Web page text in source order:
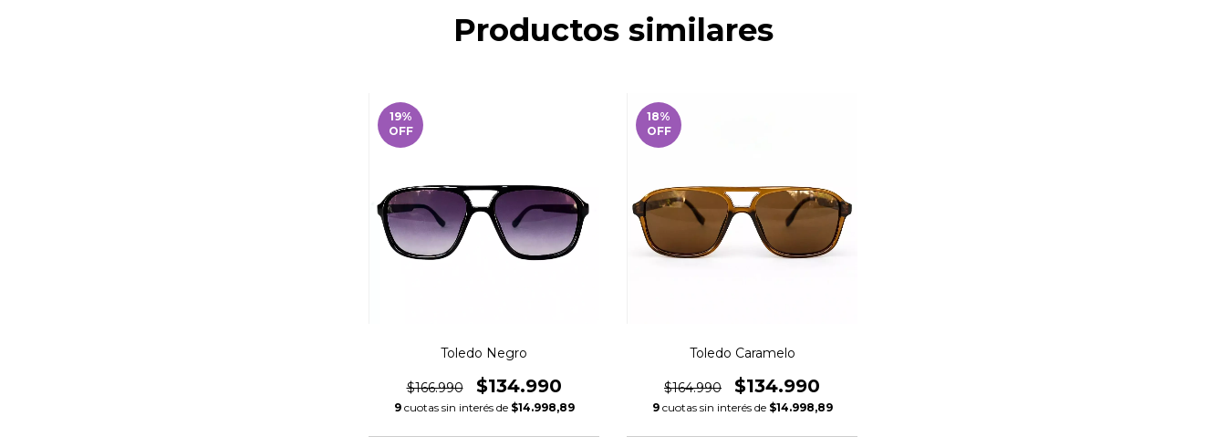
Productos similares
19%
OFF
Toledo Negro
$166.990 $134.990
9 cuotas sin interés de $14.998,89
18%
OFF
Toledo Caramelo
$164.990 $134.990
9 cuotas sin interés de $14.998,89